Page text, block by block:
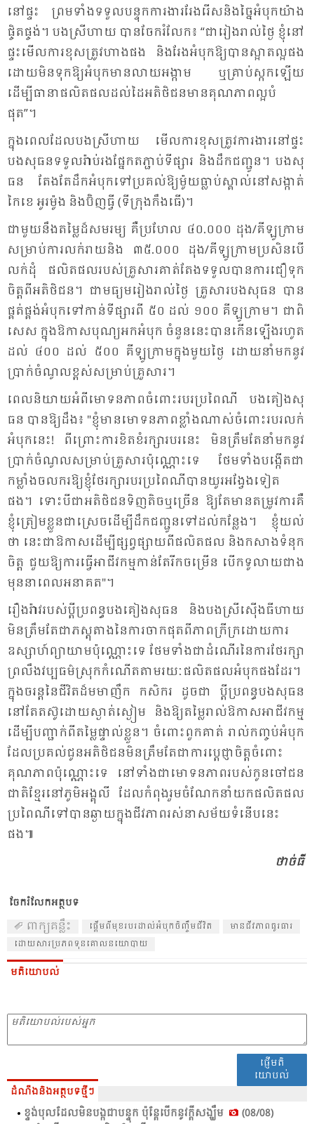
នៅ​ផ្ទះ ព្រម​ទាំង​ទទួល​បន្ទុក​ការ​ងារ​រែង​រើស​និង​ច្នៃ​អំ​បុក​យ៉ាង​
ផ្ចិត​ផ្ចង់។ បង​ស្រី​ហាយ បាន​ចែក​រំលែក៖ “ជា​រៀង​រាល់​ថ្ងៃ ខ្ញុំ​នៅ​
ផ្ទះ​មើល​ការ​ខុស​ត្រូវ​ហាង​ផង និង​រែង​អំ​បុក​ឱ្យ​បាន​ស្អាត​ល្អ​ផង
ដោយ​មិន​ទុក​ឱ្យ​អំ​បុក​មាន​លាយ​អង្កាម ឬ​គ្រាប់​ស្កក​ឡើយ
ដើម្បី​ធា​នា​ផលិត​ផល​ដល់​ដៃ​អតិ​ថិ​ជន​មាន​គុណ​ភាព​ល្អ​បំ​
ផុត”។
ក្នុង​ពេល​ដែល​បង​ស្រី​ហាយ​ មើល​ការ​ខុស​ត្រូវ​ការ​ងារ​នៅ​ផ្ទះ
បង​សុធន​ទទួល​រ៉ាប់​រង​ផ្នែក​ត​ភ្ជាប់​ទី​ផ្សារ និង​ដឹក​ជញ្ជូន។ បង​សុ​
ធន​ តែង​តែ​ដឹក​អំ​បុក​ទៅ​ប្រ​គល់​ឱ្យ​ម៉ូយ​ធ្លាប់​ស្គាល់​នៅ​សង្កាត់​
កៃ​ខេ អូរ​ម៉ូង និង​ប៊ិញ​ធ្វី (ទី​ក្រុង​កឹង​ធើ)។
ជា​មួយ​នឹង​តម្លៃ​ដ៏​សម​រម្យ គឺ​ប្រ​ហែល​ ៤០​.០០០ ដុង​/គី​ឡូ​ក្រាម​
សម្រាប់​ការ​លក់​រាយ​និង ៣៥.​០០០ ដុង​/គី​ឡូ​ក្រាម​ប្រ​សិន​បើ​
លក់​ដុំ ផលិត​ផល​របស់​គ្រួ​សារ​គាត់​តែង​ទទួល​បាន​ការ​ជឿ​ទុក​
ចិត្ត​ពី​អតិ​ថិ​ជន។ ជា​មធ្យម​រៀង​រាល់​ថ្ងៃ គ្រួ​សារ​បង​សុធន​ បាន​
ផ្គត់​ផ្គង់​អំ​បុក​ទៅ​កាន់​ទី​ផ្សារ​ពី ៥០ ដល់ ១០០ គី​ឡូ​ក្រាម។ ជា​ពិ​
សេស ក្នុង​ឱ​កាស​បុណ្យ​អក​អំ​បុក ចំ​នួន​នេះ​បាន​កើន​ឡើង​រហូត​
ដល់ ៤០០ ដល់ ៥០០ គី​ឡូ​ក្រាម​ក្នុង​មួយ​ថ្ងៃ ដោយ​នាំ​មក​នូវ​
ប្រាក់​ចំ​ណូល​ខ្ពស់​សម្រាប់​គ្រួ​សារ។
ពេល​និយាយ​អំ​ពី​មោទ​នភាព​ចំ​ពោះ​របរ​ប្រ​ពៃ​ណី បង​គៀង​សុ​
ធន​ បាន​ឱ្យ​ដឹង៖ "ខ្ញុំ​មាន​មោទ​នភាព​ខ្លាំង​ណាស់​ចំ​ពោះ​របរ​លក់​
អំ​បុក​នេះ! ពី​ព្រោះ​ការ​ខិត​ខំ​រក្សា​របរ​នេះ មិន​ត្រឹម​តែ​នាំ​មក​នូវ​
ប្រាក់​ចំ​ណូល​សម្រាប់​គ្រួ​សារ​ប៉ុណ្ណោះ​ទេ ថែម​ទាំង​បង្កើត​ជា​
កម្លាំង​ចល​ករ​ឱ្យ​ខ្ញុំ​ថែ​រក្សា​របរ​ប្រ​ពៃ​ណី​បាន​យូរ​អង្វែង​ទៀត​
ផង។ ទោះ​បី​ជា​អតិ​ថិ​ជន​ទិញ​តិច​ឬ​ច្រើន ឱ្យ​តែ​មាន​តម្រូវ​ការ​គឺ​
ខ្ញុំ​ត្រៀម​ខ្លួន​ជា​ស្រេច​ដើម្បី​ដឹក​ជញ្ជូន​ទៅ​ដល់​កន្លែង។ ខ្ញុំ​យល់​
ថា នេះ​ជា​ឱ​កាស​ដើម្បី​ផ្សព្វ​ផ្សាយ​ពី​ផលិត​ផល និង​កសាង​ទំនុក​
ចិត្ត ជួយ​ឱ្យ​ការ​ធ្វើ​អា​ជីវ​កម្ម​កាន់​តែ​រីក​ចម្រើន បើក​ទូ​លាយ​ជាង​
មុន​នា​ពេល​អនា​គត"។
រឿង​រ៉ាវ​របស់​ប្តី​ប្រ​ពន្ធ​បង​គៀង​សុធន​ និង​បង​ស្រី​ស៊ើង​ធី​ហាយ
មិន​ត្រឹម​តែ​ជា​ភស្តុ​តាង​នៃ​ការ​ចាក​ផុត​ពី​ភាព​ក្រី​ក្រ​ដោយ​ការ​
ឧស្សាហ៍​ព្យា​យាម​ប៉ុណ្ណោះ​ទេ ថែម​ទាំង​ជា​ដំ​ណើរ​នៃ​ការ​ថែ​រក្សា​
ព្រ​លឹង​វប្ប​ធម៌​ស្រុក​កំ​ណើត​តាម​រយៈ​ផលិត​ផល​អំ​បុក​ផង​ដែរ។
ក្នុង​ចរន្ត​នៃ​ជីវិត​ដ៏​មមា​ញឹក​ កសិ​ករ ​ដូច​ជា​ ប្តី​ប្រ​ពន្ធ​បង​សុ​ធន​
នៅ​តែ​តស៊ូ​ដោយ​ស្ងាត់​ស្ងៀម និង​ឱ្យ​តម្លៃ​រាល់​ឱ​កាស​អា​ជីវ​កម្ម​
ដើម្បី​បញ្ជាក់​ពី​តម្លៃ​ផ្ទាល់​ខ្លួន​។ ចំ​ពោះ​ពួក​គាត់​ រាល់​កញ្ចប់​អំ​បុក​
ដែល​ប្រ​គល់​ជូន​អតិ​ថិ​ជន​មិន​ត្រឹម​តែ​ជា​ការ​ប្តេជ្ញា​ចិត្ត​ចំ​ពោះ​
គុណ​ភាព​ប៉ុណ្ណោះ​ទេ នៅ​ទាំង​ជា​មោទ​នភាព​របស់​កូន​ចៅ​ជន​
ជាតិ​ខ្មែរ​នៅ​ភូមិ​អង្គុ​លី ដែល​កំ​ពុង​រួម​ចំ​ណែក​នាំ​យក​ផលិត​ផល​
ប្រ​ពៃ​ណី​ទៅ​បាន​ឆ្ងាយ​ក្នុង​ជីវ​ភាព​រស់​នា​សម័យ​ទំនើប​នេះ​
ផង៕
ថាច់ធី​
ចែករំលែកអត្ថបទ
ពាក្យគន្លឹះ ផ្ដើមពីមុខរបរដាល់អំបុកចិញ្ចឹមជីវិត
មានជីវភាពធូរធារ
ដោយសារប្រភពទុនគោលនយោបាយ
មតិយោបល់
ផ្ញើមតិ
យោបល់
ដំណឹងនិងអត្ថបទថ្មីៗ
ខ្ទង់​បុល​ដែល​មិន​បង្ក​ជា​បន្ទុក​ ប៉ុន្តែ​បើក​នូវ​ក្តី​សង្ឃឹម​
(08/08)